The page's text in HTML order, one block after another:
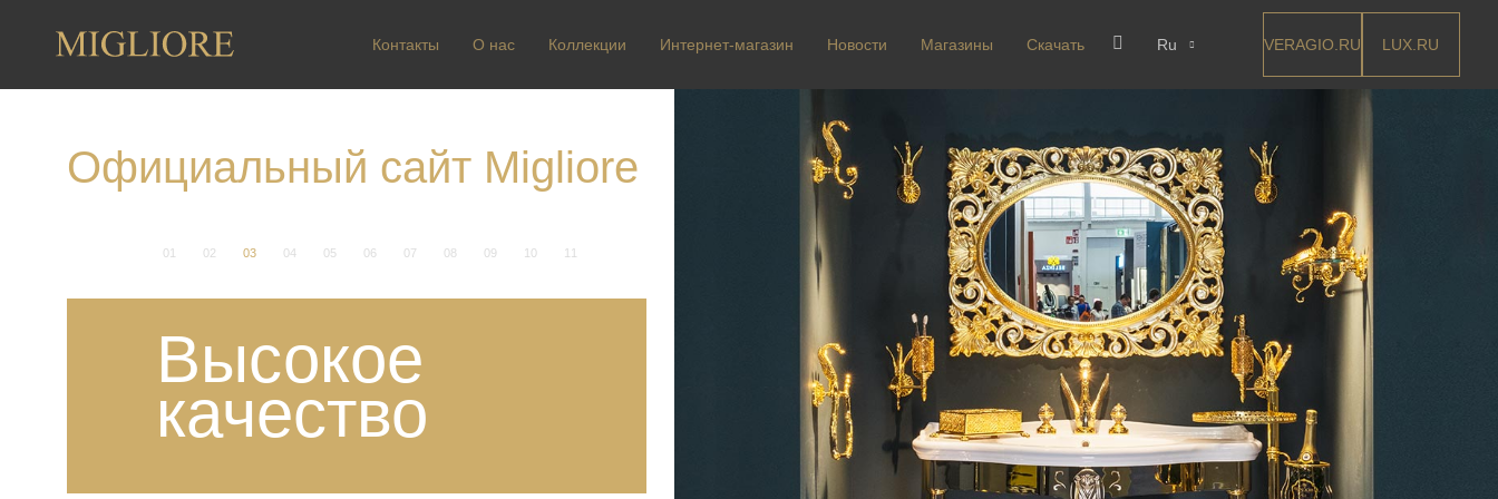
Контакты О нас Коллекции Интернет-магазин Новости Магазины Скачать Ru VERAGIO.RU LUX.RU
Официальный сайт Migliore
1 2 3 4 5 6 7 8 9 10 11
Высокое
качество